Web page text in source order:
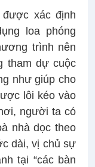
xác định
loa phóng
trình nên
tham dự cuộc
như giúp cho
lôi kéo vào
người ta có
nhà dọc theo
dài, vị chủ sự
tại “các bàn